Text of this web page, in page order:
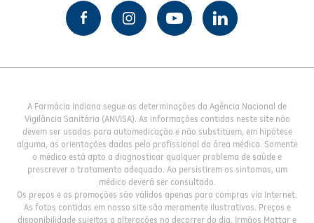
A Farmácia Indiana segue as determinações da Agência Nacional de
Vigilância Sanitária (ANVISA). As informações contidas neste site não
devem ser usadas para automedicação e não substituem, em hipótese
alguma, as orientações dadas pelo profissional da área médica. Somente
o médico está apto a diagnosticar qualquer problema de saúde e
prescrever o tratamento adequado. Ao persistirem os sintomas, um
médico deverá ser consultado.
Os preços e as promoções são válidos apenas para compras via Internet.
As fotos contidas em nosso site são meramente ilustrativas. Preços e
disponibilidade sujeitos a alterações no decorrer do dia. Irmãos Mattar e